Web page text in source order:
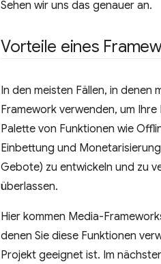
Sehen wir uns das genauer an.
Vorteile eines
In den meisten Fällen, in denen
Framework verwenden, um
Palette von Funktionen wie
Einbettung und
Gebote) zu entwickeln und zu
überlassen.
Hier kommen Media-
denen Sie diese Funktionen
Projekt geeignet ist. Im